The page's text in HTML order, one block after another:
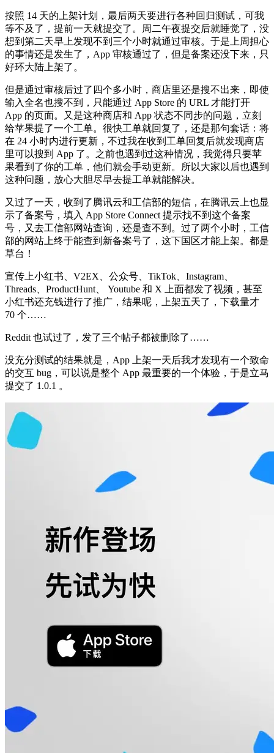
按照 14 天的上架计划，最后两天要进行各种回归测试，可我
等不及了，提前一天就提交了。周二午夜提交后就睡觉了，没
想到第二天早上发现不到三个小时就通过审核。于是上周担心
的事情还是发生了，App 审核通过了，但是备案还没下来，只
好环大陆上架了。
但是通过审核后过了四个多小时，商店里还是搜不出来，即使
输入全名也搜不到，只能通过 App Store 的 URL 才能打开
App 的页面。又是这种商店和 App 状态不同步的问题，立刻
给苹果提了一个工单。很快工单就回复了，还是那句套话：将
在 24 小时内进行更新，不过我在收到工单回复后就发现商店
里可以搜到 App 了。之前也遇到过这种情况，我觉得只要苹
果看到了你的工单，他们就会手动更新。所以大家以后也遇到
这种问题，放心大胆尽早去提工单就能解决。
又过了一天，收到了腾讯云和工信部的短信，在腾讯云上也显
示了备案号，填入 App Store Connect 提示找不到这个备案
号，又去工信部网站查询，还是查不到。过了两个小时，工信
部的网站上终于能查到新备案号了，这下国区才能上架。都是
草台！
宣传上小红书、V2EX、公众号、TikTok、Instagram、
Threads、ProductHunt、 Youtube 和 X 上面都发了视频，甚至
小红书还充钱进行了推广，结果呢，上架五天了，下载量才
70 个……
Reddit 也试过了，发了三个帖子都被删除了……
没充分测试的结果就是，App 上架一天后我才发现有一个致命
的交互 bug，可以说是整个 App 最重要的一个体验，于是立马
提交了 1.0.1 。